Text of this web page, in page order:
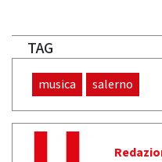
TAG
musica salerno